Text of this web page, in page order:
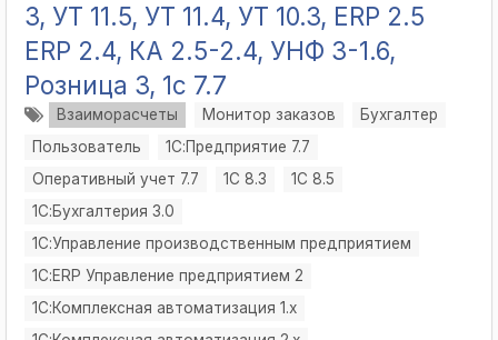
3, УТ 11.5, УТ 11.4, УТ 10.3, ERP 2.5
ERP 2.4, КА 2.5-2.4, УНФ 3-1.6,
Розница 3, 1с 7.7
Взаиморасчеты Монитор заказов
Бухгалтер
Пользователь
1С:Предприятие 7.7
Оперативный учет 7.7
1С 8.3
1С 8.5
1С:Бухгалтерия 3.0
1С:Управление производственным предприятием
1С:ERP Управление предприятием 2
1С:Комплексная автоматизация 1.х